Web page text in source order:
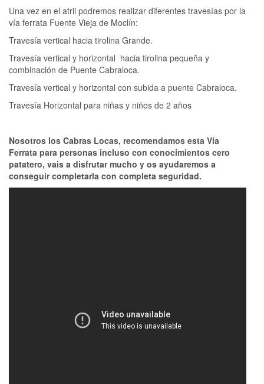
Una vez en el atril podremos realizar diferentes travesías por la
vía ferrata Fuente Vieja de Moclín:
Travesía vertical hacia tirolina Grande.
Travesía vertical y horizontal hacia tirolina pequeña y
combinación de Puente Cabraloca.
Travesía vertical y horizontal con subida a puente Cabraloca.
Travesía Horizontal para niñas y niños de 2 años
Nosotros los Cabras Locas, recomendamos esta Vía
Ferrata para personas incluso con conocimientos cero
patatero, vais a disfrutar mucho y os ayudaremos a
conseguir completarla con completa seguridad.